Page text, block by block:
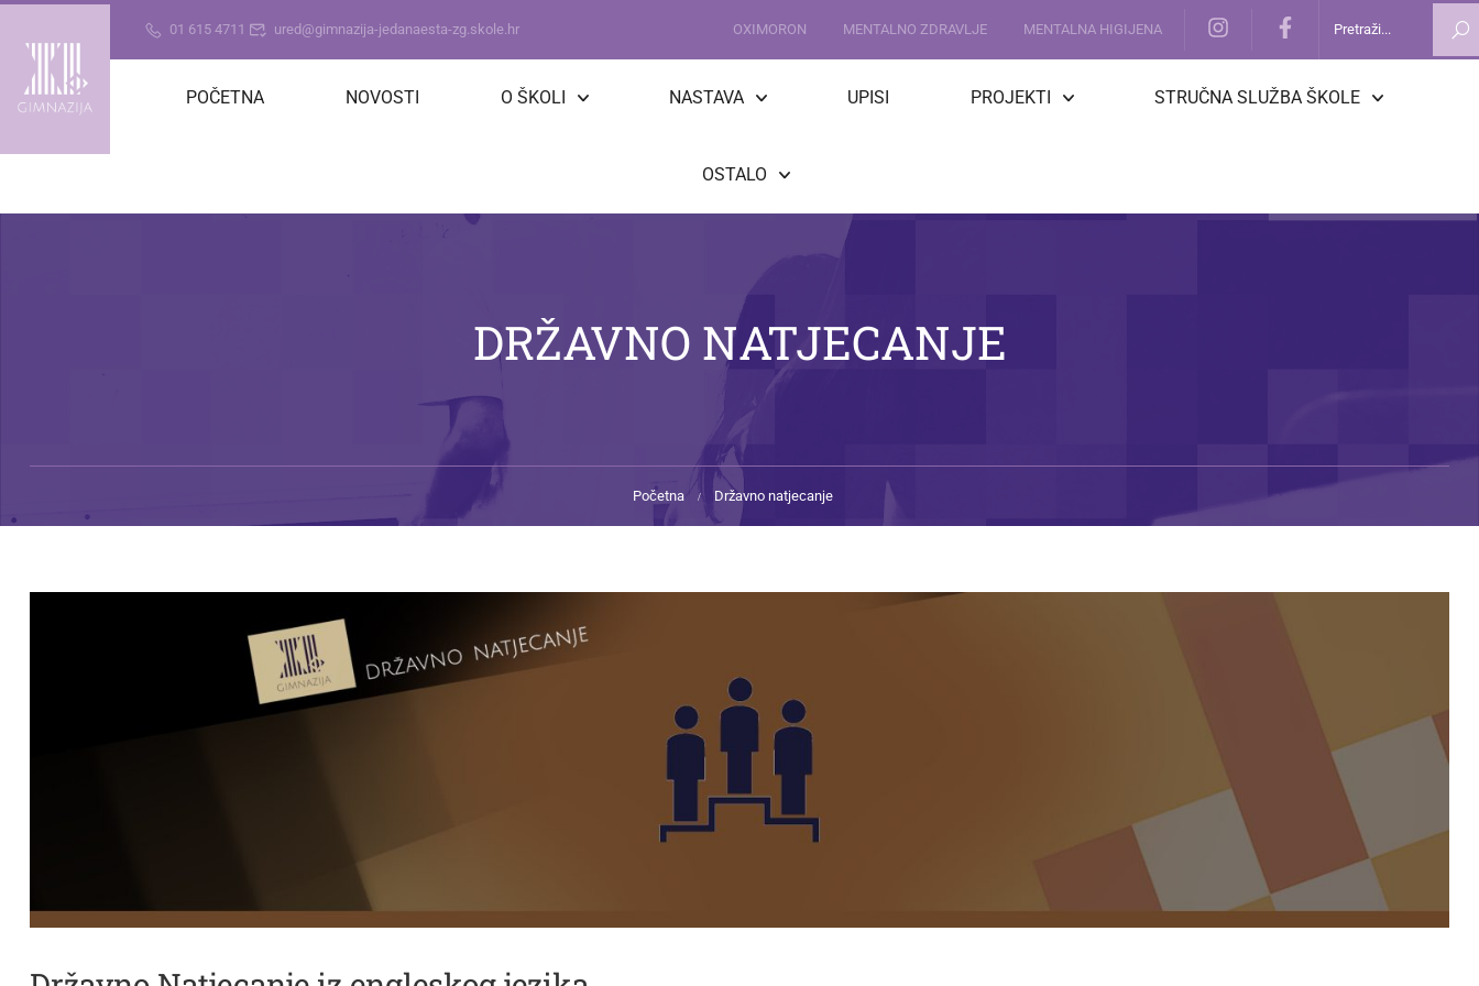
01 615 4711 ured@gimnazija-jedanaesta-zg.skole.hr OXIMORON MENTALNO ZDRAVLJE MENTALNA HIGIJENA
POČETNA NOVOSTI O ŠKOLI NASTAVA UPISI PROJEKTI STRUČNA SLUŽBA ŠKOLE
OSTALO
DRŽAVNO NATJECANJE
Početna Državno natjecanje